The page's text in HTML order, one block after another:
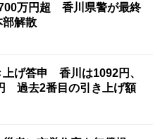
万円超 香川県警が最終
部解散
上げ答申 香川は1092円、
過去2番目の引き上げ額